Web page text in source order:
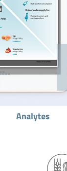
Analytes